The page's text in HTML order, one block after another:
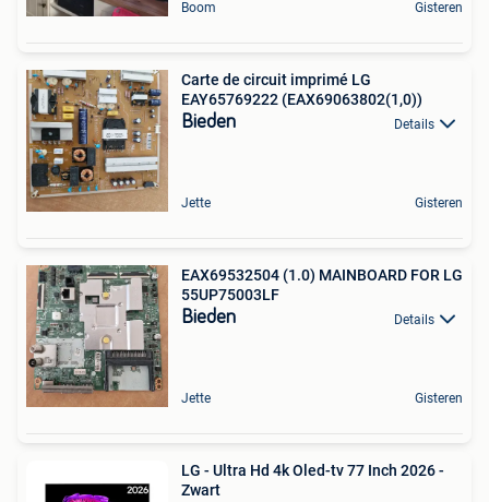
Boom Gisteren
Carte de circuit imprimé LG
EAY65769222 (EAX69063802(1,0))
Bieden Details
Jette Gisteren
EAX69532504 (1.0) MAINBOARD FOR LG
55UP75003LF
Bieden Details
Jette Gisteren
LG - Ultra Hd 4k Oled-tv 77 Inch 2026 -
Zwart